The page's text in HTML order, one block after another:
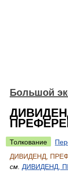
Большой
Толкование
ДИВИДЕНД,
см. ДИВИДЕНД,